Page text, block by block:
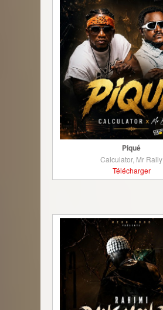
Piqué
Calculator, Mr Rally
Télécharger